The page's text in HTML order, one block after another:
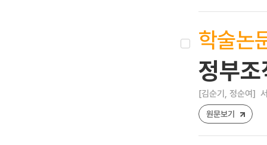
학술논
정부
[김순기, 정순여]
원문보기